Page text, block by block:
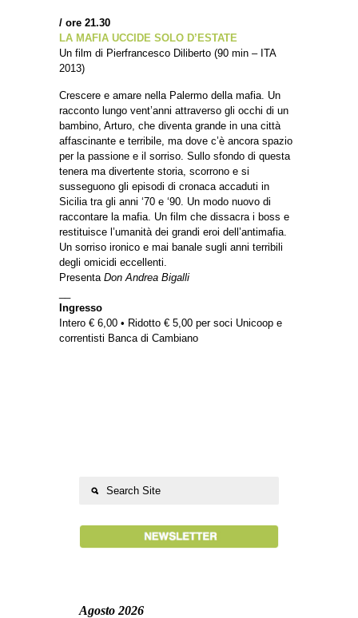
/ ore 21.30
LA MAFIA UCCIDE SOLO D’ESTATE
Un film di Pierfrancesco Diliberto (90 min – ITA
2013)
Crescere e amare nella Palermo della mafia. Un
racconto lungo vent’anni attraverso gli occhi di un
bambino, Arturo, che diventa grande in una città
affascinante e terribile, ma dove c’è ancora spazio
per la passione e il sorriso. Sullo sfondo di questa
tenera ma divertente storia, scorrono e si
susseguono gli episodi di cronaca accaduti in
Sicilia tra gli anni ‘70 e ‘90. Un modo nuovo di
raccontare la mafia. Un film che dissacra i boss e
restituisce l’umanità dei grandi eroi dell’antimafia.
Un sorriso ironico e mai banale sugli anni terribili
degli omicidi eccellenti.
Presenta Don Andrea Bigalli
Ingresso
Intero € 6,00 • Ridotto € 5,00 per soci Unicoop e
correntisti Banca di Cambiano
Agosto 2026